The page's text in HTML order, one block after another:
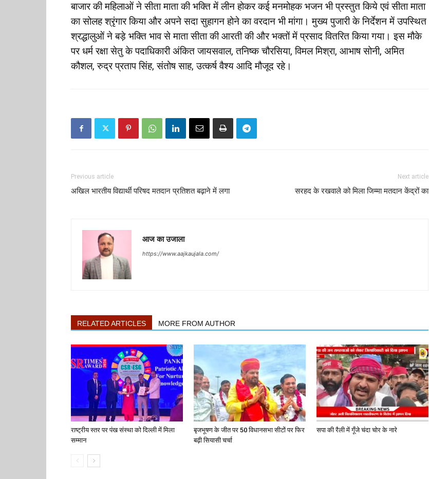
बाजार की महिलाओं ने सीता माता की भक्ति में लीन होकर कई मनमोहक भजन भी प्रस्तुत किये एवं सीता माता
का सोलह श्रृंगार किया और अपने सदा सुहागन होने का वरदान भी मांगा। मुख्य पुजारी के निर्देशन में उपस्थित
श्रद्धालुओं ने बड़े भक्ति भाव से माता सीता की आरती की और भक्तों में प्रसाद वितरित किया गया। इस मौके
पर धर्म रक्षा सेतु के पदाधिकारी अंकित जायसवाल, तनिष्क चौरसिया, विमल मिश्रा, आभाष सोनी, अमित
कौशल, रुद्र प्रताप सिंह, संतोष साह, उत्कर्ष वैश्य आदि मौजूद रहे।
Previous article
अखिल भारतीय विद्यार्थी परिषद मतदान प्रतिशत बढ़ाने में लगा
Next article
सरहद के रखवाले को मिला जिम्मा मतदान केंद्रों का
आज का उजाला
https://www.aajkaujala.com/
RELATED ARTICLES MORE FROM AUTHOR
राष्ट्रीय स्तर पर पंख संस्था को दिल्ली में मिला
सम्मान
बृजभूषण के जीत पर 50 विधानसभा सीटों पर फिर
बढ़ी सियासी चर्चा
सपा की रैली में गूँजे चंदा चोर के नारे